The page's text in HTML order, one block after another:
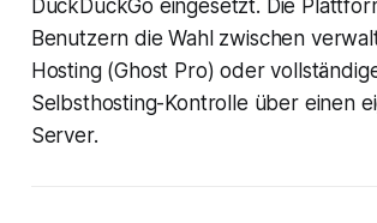
DuckDuckGo eingesetzt. Die
Benutzern die Wahl zwischen
Hosting (Ghost Pro) oder
Selbsthosting-Kontrolle über einen
Server.